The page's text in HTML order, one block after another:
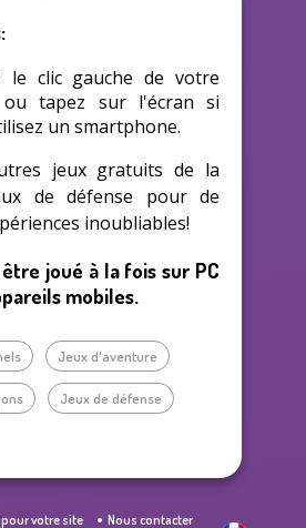
le clic gauche de votre
tapez sur l'écran si
un smartphone.
jeux gratuits de la
de défense pour de
inoubliables!
joué à la fois sur PC
mobiles.
Jeux d'aventure
Jeux de défense
votre site
Nous contacter